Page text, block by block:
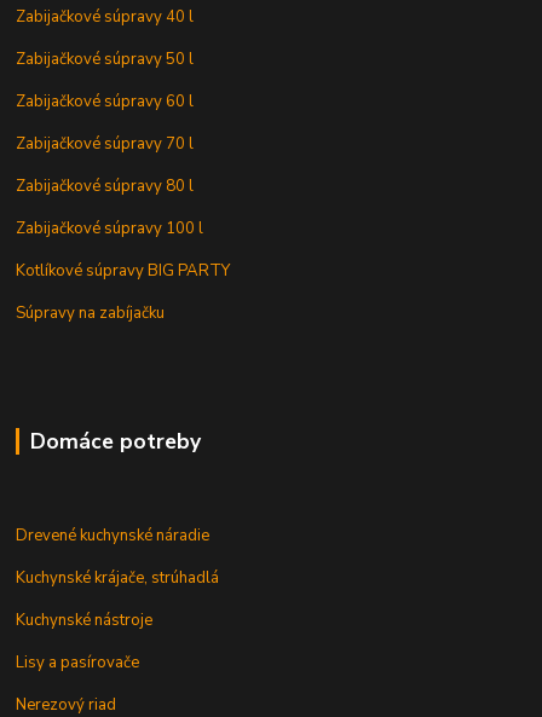
Zabijačkové súpravy 40 l
Zabijačkové súpravy 50 l
Zabijačkové súpravy 60 l
Zabijačkové súpravy 70 l
Zabijačkové súpravy 80 l
Zabijačkové súpravy 100 l
Kotlíkové súpravy BIG PARTY
Súpravy na zabíjačku
Domáce potreby
Drevené kuchynské náradie
Kuchynské krájače, strúhadlá
Kuchynské nástroje
Lisy a pasírovače
Nerezový riad